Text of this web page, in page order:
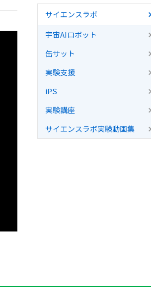
サイエンスラボ
宇宙AIロボット
缶サット
実験支援
iPS
実験講座
サイエンスラボ実験動画集